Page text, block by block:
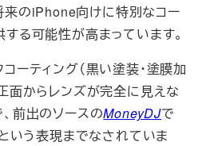
来のiPhone向けに特別なコー
る可能性が高まっています。
ーティング（黒い塗装・塗膜加
面からレンズが完全に見えな
前出のソースのMoneyDJで
いう表現までなされていま